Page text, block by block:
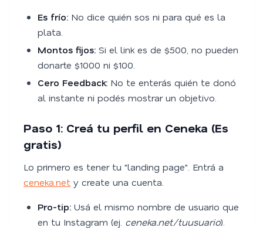
Es frío: No dice quién sos ni para qué es la
plata.
Montos fijos: Si el link es de $500, no pueden
donarte $1000 ni $100.
Cero Feedback: No te enterás quién te donó
al instante ni podés mostrar un objetivo.
Paso 1: Creá tu perfil en Ceneka (Es
gratis)
Lo primero es tener tu "landing page". Entrá a
ceneka.net y create una cuenta.
Pro-tip: Usá el mismo nombre de usuario que
en tu Instagram (ej. ceneka.net/tuusuario).